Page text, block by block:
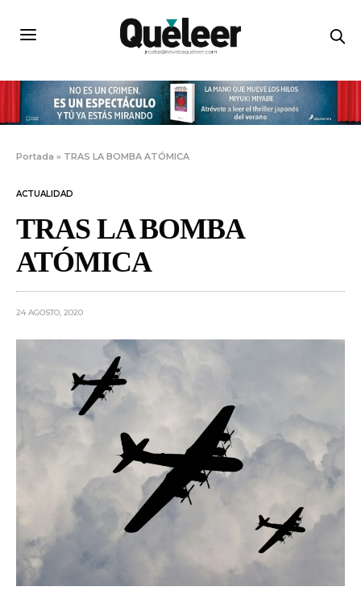
Portada » TRAS LA BOMBA ATÓMICA
ACTUALIDAD
TRAS LA BOMBA
ATÓMICA
24 AGOSTO, 2020